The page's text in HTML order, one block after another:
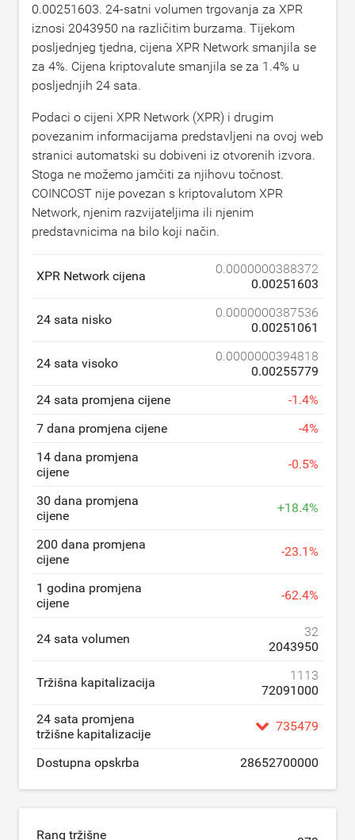
0.00251603. 24-satni volumen trgovanja za XPR
iznosi 2043950 na različitim burzama. Tijekom
posljednjeg tjedna, cijena XPR Network smanjila se
za 4%. Cijena kriptovalute smanjila se za 1.4% u
posljednjih 24 sata.
Podaci o cijeni XPR Network (XPR) i drugim
povezanim informacijama predstavljeni na ovoj web
stranici automatski su dobiveni iz otvorenih izvora.
Stoga ne možemo jamčiti za njihovu točnost.
COINCOST nije povezan s kriptovalutom XPR
Network, njenim razvijateljima ili njenim
predstavnicima na bilo koji način.
XPR Network cijena
0.0000000388372
0.00251603
24 sata nisko
0.0000000387536
0.00251061
24 sata visoko
0.0000000394818
0.00255779
24 sata promjena cijene
-1.4%
7 dana promjena cijene
-4%
14 dana promjena
cijene
-0.5%
30 dana promjena
cijene
+18.4%
200 dana promjena
cijene
-23.1%
1 godina promjena
cijene
-62.4%
24 sata volumen
32
2043950
Tržišna kapitalizacija
1113
72091000
24 sata promjena
tržišne kapitalizacije
735479
Dostupna opskrba 28652700000
Rang tržišne